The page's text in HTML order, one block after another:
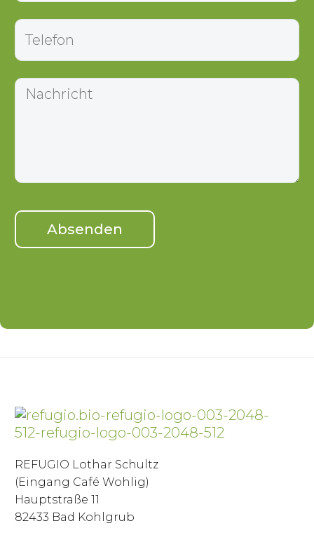
REFUGIO Lothar Schultz
(Eingang Café Wohlig)
Hauptstraße 11
82433 Bad Kohlgrub